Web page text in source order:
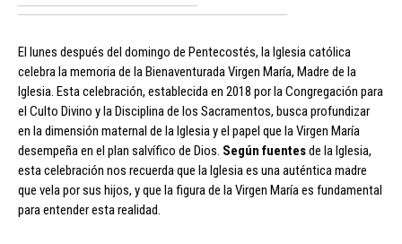
El lunes después del domingo de Pentecostés, la Iglesia católica
celebra la memoria de la Bienaventurada Virgen María, Madre de la
Iglesia. Esta celebración, establecida en 2018 por la Congregación para
el Culto Divino y la Disciplina de los Sacramentos, busca profundizar
en la dimensión maternal de la Iglesia y el papel que la Virgen María
desempeña en el plan salvífico de Dios. Según fuentesde la Iglesia,
esta celebración nos recuerda que la Iglesia es una auténtica madre
que vela por sus hijos, y que la figura de la Virgen María es fundamental
para entender esta realidad.